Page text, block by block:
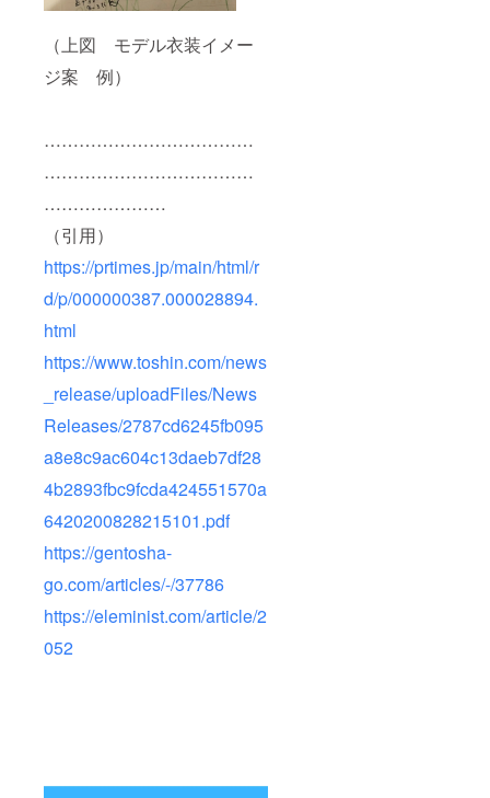
（上図 モデル衣装イメー
ジ案 例）
………………………………
………………………………
…………………
（引用）
https://prtimes.jp/main/html/r
d/p/000000387.000028894.
html
https://www.toshin.com/news
_release/uploadFiles/News
Releases/2787cd6245fb095
a8e8c9ac604c13daeb7df28
4b2893fbc9fcda424551570a
6420200828215101.pdf
https://gentosha-
go.com/articles/-/37786
https://eleminist.com/article/2
052